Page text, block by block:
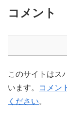
コメント
このサイトはス
います。
コメン
ください。